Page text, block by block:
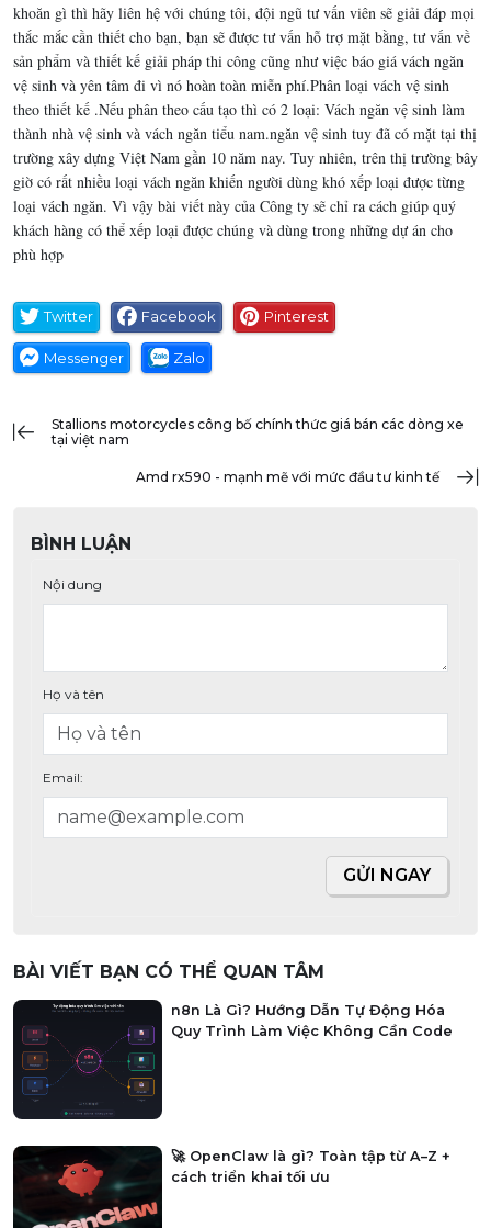
khoăn gì thì hãy liên hệ với chúng tôi, đội ngũ tư vấn viên sẽ giải đáp mọi
thắc mắc cần thiết cho bạn, bạn sẽ được tư vấn hỗ trợ mặt bằng, tư vấn về
sản phẩm và thiết kế giải pháp thi công cũng như việc báo giá vách ngăn
vệ sinh và yên tâm đi vì nó hoàn toàn miễn phí.Phân loại vách vệ sinh
theo thiết kế .Nếu phân theo cấu tạo thì có 2 loại: Vách ngăn vệ sinh làm
thành nhà vệ sinh và vách ngăn tiểu nam.ngăn vệ sinh tuy đã có mặt tại thị
trường xây dựng Việt Nam gần 10 năm nay. Tuy nhiên, trên thị trường bây
giờ có rất nhiều loại vách ngăn khiến người dùng khó xếp loại được từng
loại vách ngăn. Vì vậy bài viết này của Công ty sẽ chỉ ra cách giúp quý
khách hàng có thể xếp loại được chúng và dùng trong những dự án cho
phù hợp
Twitter Facebook Pinterest
Messenger Zalo
stallions motorcycles công bố chính thức giá bán các dòng xe
tại việt nam
amd rx590 - mạnh mẽ với mức đầu tư kinh tế
BÌNH LUẬN
Nội dung
Họ và tên
Email:
GỬI NGAY
BÀI VIẾT BẠN CÓ THỂ QUAN TÂM
n8n Là Gì? Hướng Dẫn Tự Động Hóa
Quy Trình Làm Việc Không Cần Code
🚀 OpenClaw là gì? Toàn tập từ A–Z +
cách triển khai tối ưu